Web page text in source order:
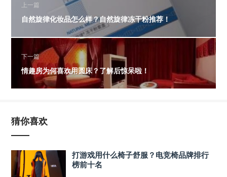
上一篇
自然旋律化妆品怎么样？自然旋律冻干粉推荐！
下一篇
情趣房为何喜欢用圆床？了解后惊呆啦！
猜你喜欢
打游戏用什么椅子舒服？电竞椅品牌排行
榜前十名